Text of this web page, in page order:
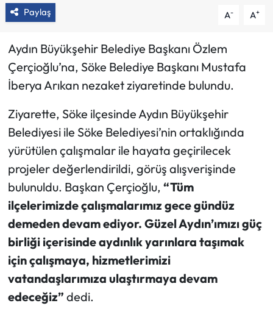
Paylaş A- A+
Aydın Büyükşehir Belediye Başkanı Özlem
Çerçioğlu’na, Söke Belediye Başkanı Mustafa
İberya Arıkan nezaket ziyaretinde bulundu.
Ziyarette, Söke ilçesinde Aydın Büyükşehir
Belediyesi ile Söke Belediyesi’nin ortaklığında
yürütülen çalışmalar ile hayata geçirilecek
projeler değerlendirildi, görüş alışverişinde
bulunuldu. Başkan Çerçioğlu, “Tüm
ilçelerimizde çalışmalarımız gece gündüz
demeden devam ediyor. Güzel Aydın’ımızı güç
birliği içerisinde aydınlık yarınlara taşımak
için çalışmaya, hizmetlerimizi
vatandaşlarımıza ulaştırmaya devam
edeceğiz” dedi.